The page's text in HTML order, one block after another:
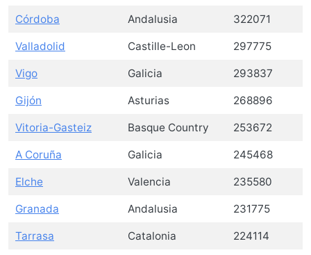
Córdoba Andalusia 322071
Valladolid Castille-Leon 297775
Vigo Galicia 293837
Gijón Asturias 268896
Vitoria-Gasteiz Basque Country 253672
A Coruña Galicia 245468
Elche Valencia 235580
Granada Andalusia 231775
Tarrasa Catalonia 224114